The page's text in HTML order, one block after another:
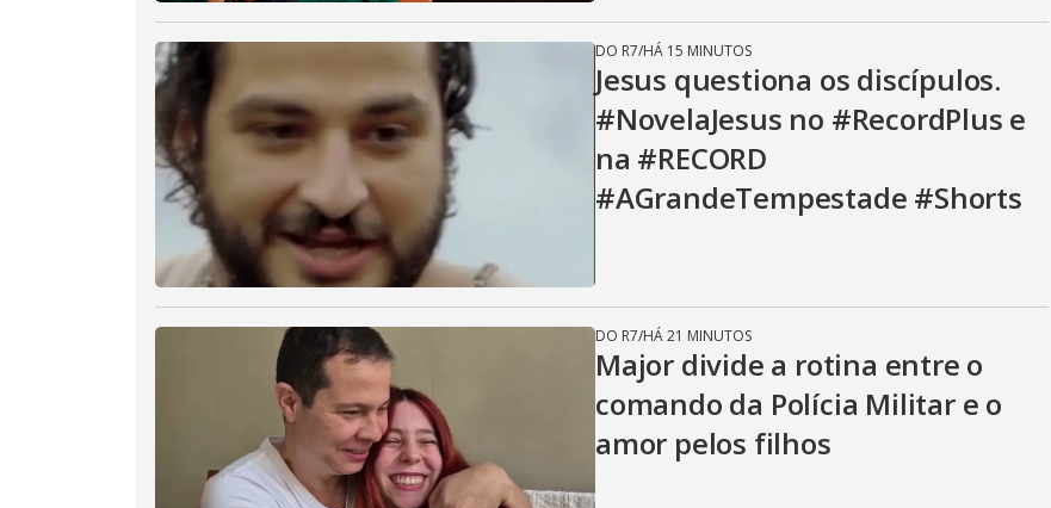
DO R7/HÁ 15 MINUTOS
Jesus questiona os discípulos.
#NovelaJesus no #RecordPlus e
na #RECORD
#AGrandeTempestade #Shorts
DO R7/HÁ 21 MINUTOS
Major divide a rotina entre o
comando da Polícia Militar e o
amor pelos filhos